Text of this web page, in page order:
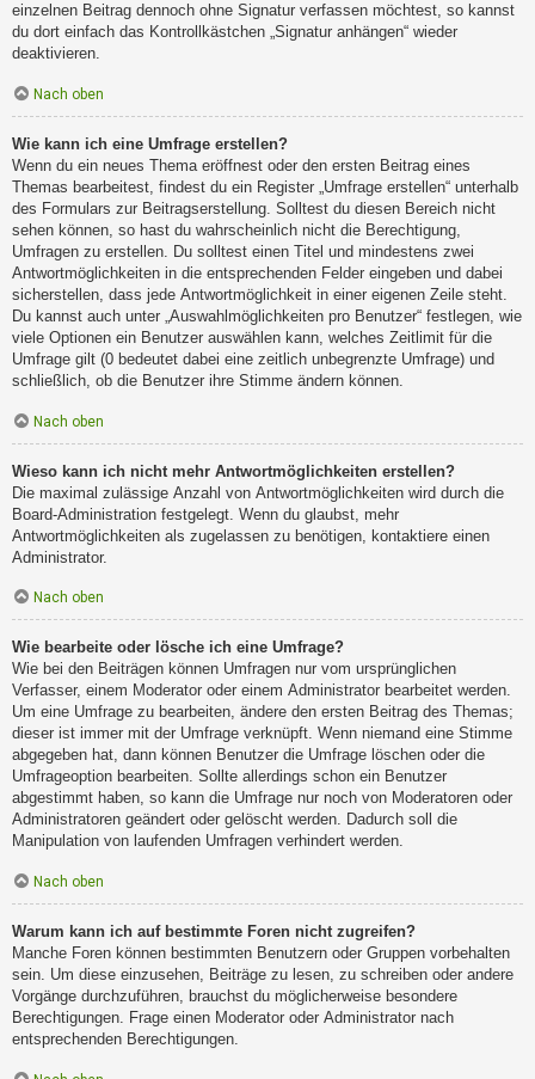
einzelnen Beitrag dennoch ohne Signatur verfassen möchtest, so kannst
du dort einfach das Kontrollkästchen „Signatur anhängen“ wieder
deaktivieren.
Nach oben
Wie kann ich eine Umfrage erstellen?
Wenn du ein neues Thema eröffnest oder den ersten Beitrag eines
Themas bearbeitest, findest du ein Register „Umfrage erstellen“ unterhalb
des Formulars zur Beitragserstellung. Solltest du diesen Bereich nicht
sehen können, so hast du wahrscheinlich nicht die Berechtigung,
Umfragen zu erstellen. Du solltest einen Titel und mindestens zwei
Antwortmöglichkeiten in die entsprechenden Felder eingeben und dabei
sicherstellen, dass jede Antwortmöglichkeit in einer eigenen Zeile steht.
Du kannst auch unter „Auswahlmöglichkeiten pro Benutzer“ festlegen, wie
viele Optionen ein Benutzer auswählen kann, welches Zeitlimit für die
Umfrage gilt (0 bedeutet dabei eine zeitlich unbegrenzte Umfrage) und
schließlich, ob die Benutzer ihre Stimme ändern können.
Nach oben
Wieso kann ich nicht mehr Antwortmöglichkeiten erstellen?
Die maximal zulässige Anzahl von Antwortmöglichkeiten wird durch die
Board-Administration festgelegt. Wenn du glaubst, mehr
Antwortmöglichkeiten als zugelassen zu benötigen, kontaktiere einen
Administrator.
Nach oben
Wie bearbeite oder lösche ich eine Umfrage?
Wie bei den Beiträgen können Umfragen nur vom ursprünglichen
Verfasser, einem Moderator oder einem Administrator bearbeitet werden.
Um eine Umfrage zu bearbeiten, ändere den ersten Beitrag des Themas;
dieser ist immer mit der Umfrage verknüpft. Wenn niemand eine Stimme
abgegeben hat, dann können Benutzer die Umfrage löschen oder die
Umfrageoption bearbeiten. Sollte allerdings schon ein Benutzer
abgestimmt haben, so kann die Umfrage nur noch von Moderatoren oder
Administratoren geändert oder gelöscht werden. Dadurch soll die
Manipulation von laufenden Umfragen verhindert werden.
Nach oben
Warum kann ich auf bestimmte Foren nicht zugreifen?
Manche Foren können bestimmten Benutzern oder Gruppen vorbehalten
sein. Um diese einzusehen, Beiträge zu lesen, zu schreiben oder andere
Vorgänge durchzuführen, brauchst du möglicherweise besondere
Berechtigungen. Frage einen Moderator oder Administrator nach
entsprechenden Berechtigungen.